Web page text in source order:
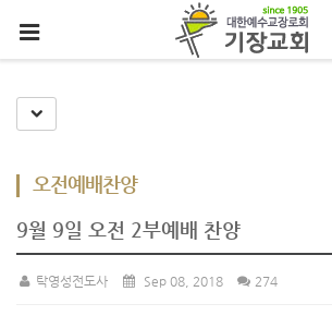
Toggle Dropdown
오전예배찬양
9월 9일 오전 2부예배 찬양
탁영성전도사 Sep 08, 2018 274